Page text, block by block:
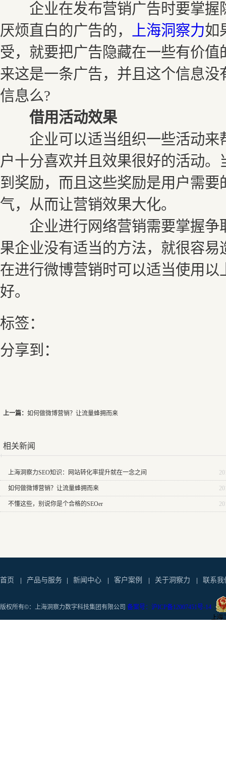
企业在发布营销广告时要掌握
厌烦直白的广告的，
上海洞察力如
受，就要把广告隐藏在一些有价
来这是一条广告，并且这个信息
信息么?
借用活动效果
企业可以适当组织一些活动来
户十分喜欢并且效果很好的活动
到奖励，而且这些奖励是用户需
气，从而让营销效果大化。
企业进行网络营销需要掌握争
果企业没有适当的方法，就很容
在进行微博营销时可以适当使用
好。
标签：
分享到：
上一篇： 如何做微博营销？让流量蜂拥而来
相关新闻
上海洞察力SEO知识：网站转化率提升就在一念之间
如何做微博营销？让流量蜂拥而来
不懂这些，别说你是个合格的SEOer
首页 产品与服务 新闻中心 客户案例 关于洞察力 联系我
版权所有©：上海洞察力数字科技集团有限公司 备案号：沪ICP备12007451号-14